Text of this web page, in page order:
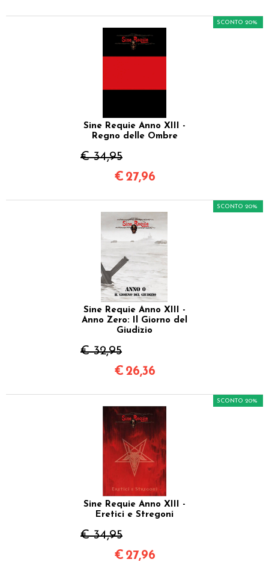
Sine Requie Anno XIII -
Regno delle Ombre
€ 34,95
SCONTO 20%
€ 27,96
Sine Requie Anno XIII -
Anno Zero: Il Giorno del
Giudizio
€ 32,95
SCONTO 20%
€ 26,36
Sine Requie Anno XIII -
Eretici e Stregoni
€ 34,95
SCONTO 20%
€ 27,96